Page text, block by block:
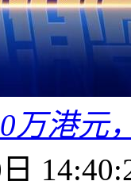
万港元